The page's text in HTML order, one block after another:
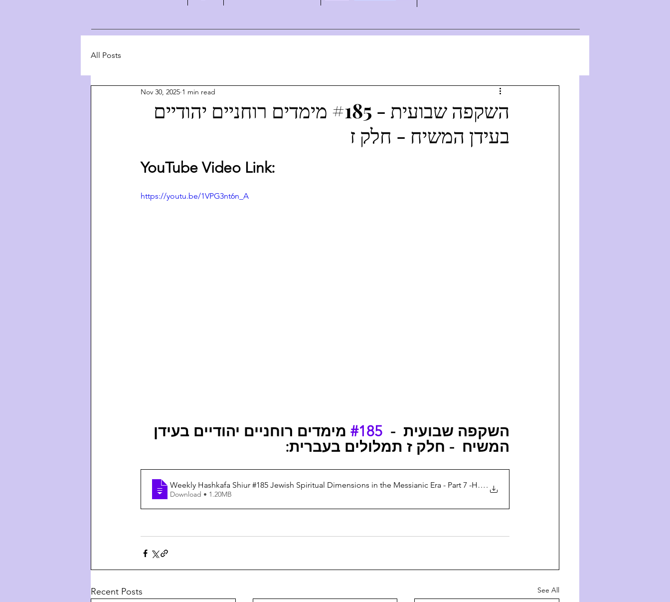
All Posts
השקפה שבועית - #185 מימדים רוחניים יהודיים
בעידן המשיח - חלק ז
Nov 30, 2025 1 min read
YouTube Video Link:
https://youtu.be/1VPG3nt6n_A
השקפה שבועית  - #185 מימדים רוחניים יהודיים בעידן
המשיח  - חלק ז תמלולים בעברית:
Weekly Hashkafa Shiur #185 Jewish Spiritual Dimensions in the Messianic Era - Part 7 -Heb.
Download • 1.20MB
Recent Posts See All